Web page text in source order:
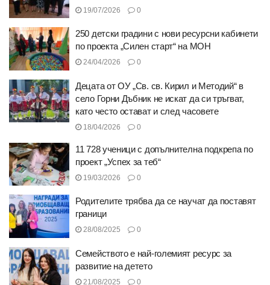
19/07/2026 0
250 детски градини с нови ресурсни кабинети
по проекта „Силен старт“ на МОН
24/04/2026 0
Децата от ОУ „Св. св. Кирил и Методий“ в
село Горни Дъбник не искат да си тръгват,
като често остават и след часовете
18/04/2026 0
11 728 ученици с допълнителна подкрепа по
проект „Успех за теб“
19/03/2026 0
Родителите трябва да се научат да поставят
граници
28/08/2025 0
Семейството е най-големият ресурс за
развитие на детето
21/08/2025 0